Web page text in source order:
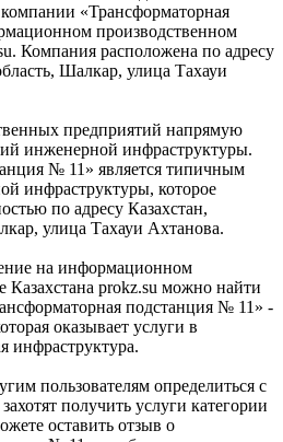
«Трансформаторная
производственном
Компания расположена по адресу
Шалкар, улица Тахауи
предприятий напрямую
инженерной инфраструктуры.
№ 11» является типичным
инфраструктуры, которое
по адресу Казахстан,
улица Тахауи Ахтанова.
на информационном
Казахстана prokz.su можно найти
подстанция № 11» -
оказывает услуги в
инфраструктура.
пользователям определиться с
получить услуги категории
оставить отзыв о